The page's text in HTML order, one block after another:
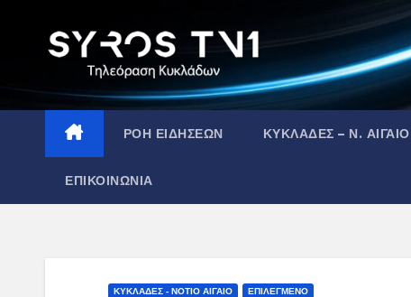
ΡΟΗ ΕΙΔΗΣΕΩΝ ΚΥΚΛΑΔΕΣ – Ν. ΑΙΓΑΙΟ
ΕΠΙΚΟΙΝΩΝΙΑ
ΚΥΚΛΑΔΕΣ - ΝΟΤΙΟ ΑΙΓΑΙΟ ΕΠΙΛΕΓΜΕΝΟ